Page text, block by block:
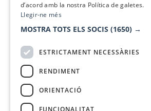
d’acord amb la nostra Política de galetes.
Llegir-ne més
MOSTRA TOTS ELS SOCIS (1650) →
ESTRICTAMENT NECESSÀRIES
RENDIMENT
ORIENTACIÓ
FUNCIONALITAT